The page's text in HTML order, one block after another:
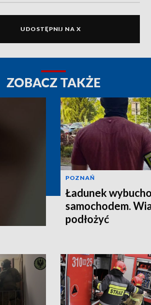
UDOSTĘPNIJ NA X
ZOBACZ TAKŻE
POZNAŃ
Ładunek
samochodem.
podłożyć